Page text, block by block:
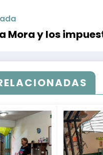
Mora y los